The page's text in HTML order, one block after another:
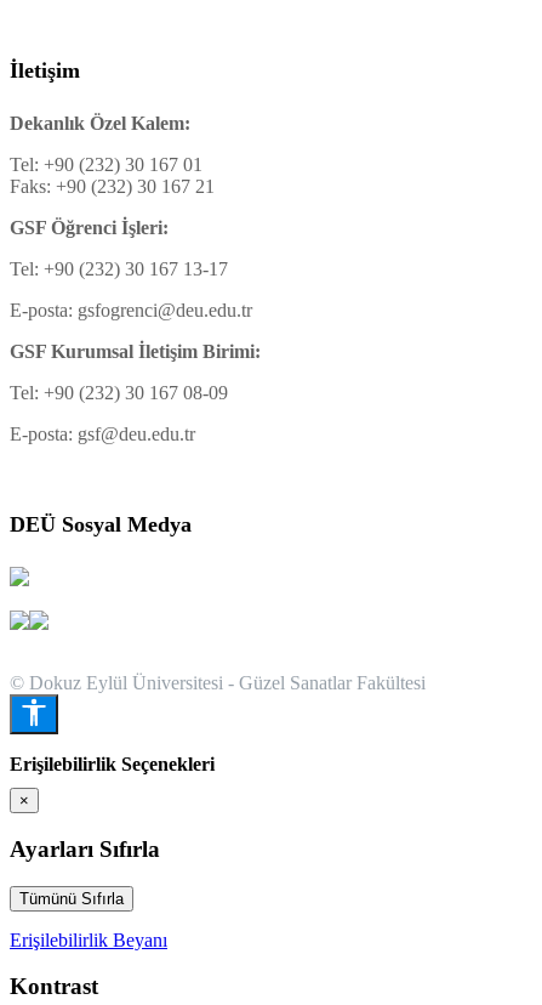
İletişim
Dekanlık Özel Kalem:
Tel: +90 (232) 30 167 01
Faks: +90 (232) 30 167 21
GSF Öğrenci İşleri:
Tel: +90 (232) 30 167 13-17
E-posta: gsfogrenci@deu.edu.tr
GSF Kurumsal İletişim Birimi:
Tel: +90 (232) 30 167 08-09
E-posta: gsf@deu.edu.tr
DEÜ Sosyal Medya
© Dokuz Eylül Üniversitesi - Güzel Sanatlar Fakültesi
Erişilebilirlik Seçenekleri
×
Ayarları Sıfırla
Tümünü Sıfırla
Erişilebilirlik Beyanı
Kontrast